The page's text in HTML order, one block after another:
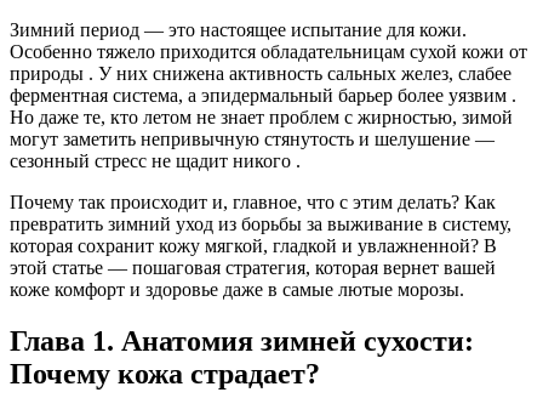
Зимний период — это настоящее испытание для кожи.
Особенно тяжело приходится обладательницам сухой кожи от
природы . У них снижена активность сальных желез, слабее
ферментная система, а эпидермальный барьер более уязвим .
Но даже те, кто летом не знает проблем с жирностью, зимой
могут заметить непривычную стянутость и шелушение —
сезонный стресс не щадит никого .
Почему так происходит и, главное, что с этим делать? Как
превратить зимний уход из борьбы за выживание в систему,
которая сохранит кожу мягкой, гладкой и увлажненной? В
этой статье — пошаговая стратегия, которая вернет вашей
коже комфорт и здоровье даже в самые лютые морозы.
Глава 1. Анатомия зимней сухости:
Почему кожа страдает?